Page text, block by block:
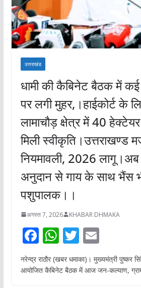
उत्तराखंड
धामी की कैबिनेट बैठक में
पर लगी मुहर,।हाईकोर्ट के
लामाचौड़ क्षेत्र में 40
मिली स्वीकृति।उत्तराखण्ड
नियमावली, 2026 लागू।अब
अनुदान से गाय के साथ भैंस
पशुपालक।।
अगस्त 7, 2026 KHABAR DHMAKA
F
ac
e
W
h
at
T
w
itt
E
m
ai
नरेन्द्र राठौर (खबर धमाका)। मुख्यमंत्री पुष्कर
आयोजित कैबिनेट बैठक में आज जन-कल्याण,